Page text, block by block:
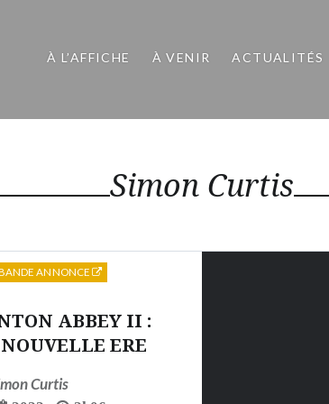
À L’AFFICHE À VENIR ACTUALITÉS
Simon Curtis
ABBEY II :
ERE
Curtis
ANNONCE